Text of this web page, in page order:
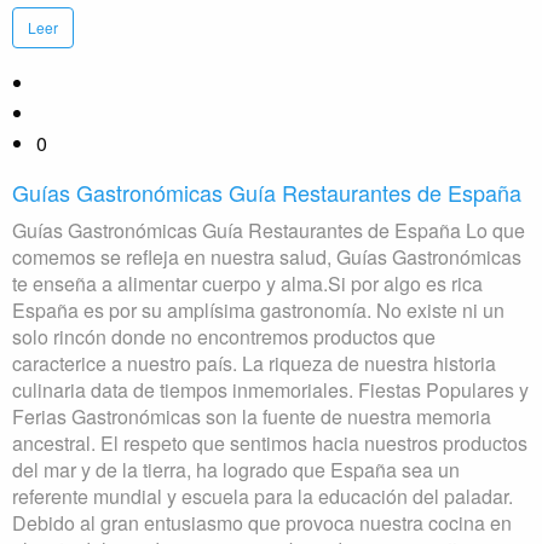
Leer
0
Guías Gastronómicas Guía Restaurantes de España
Guías Gastronómicas Guía Restaurantes de España Lo que
comemos se refleja en nuestra salud, Guías Gastronómicas
te enseña a alimentar cuerpo y alma.Si por algo es rica
España es por su amplísima gastronomía. No existe ni un
solo rincón donde no encontremos productos que
caracterice a nuestro país. La riqueza de nuestra historia
culinaria data de tiempos inmemoriales. Fiestas Populares y
Ferias Gastronómicas son la fuente de nuestra memoria
ancestral. El respeto que sentimos hacia nuestros productos
del mar y de la tierra, ha logrado que España sea un
referente mundial y escuela para la educación del paladar.
Debido al gran entusiasmo que provoca nuestra cocina en